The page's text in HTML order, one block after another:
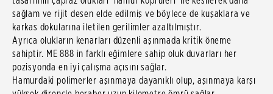
sağlam ve rijit desen elde edilmiş ve böylece de kuşaklara ve
karkas dokularına iletilen gerilimler azaltılmıştır.
Ayrıca olukların kenarları düzenli aşınmada kritik öneme
sahiptir. ME 888 in farklı eğimlere sahip oluk duvarları her
pozisyonda en iyi çalışma açısını sağlar.
Hamurdaki polimerler aşınmaya dayanıklı olup, aşınmaya karşı